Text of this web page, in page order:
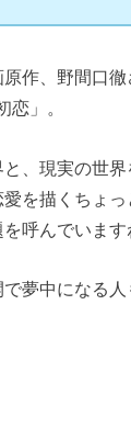
作、野間口
恋」。
、現実の世
を描くちょ
呼んでいます
夢中になる